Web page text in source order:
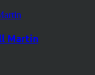
Martin